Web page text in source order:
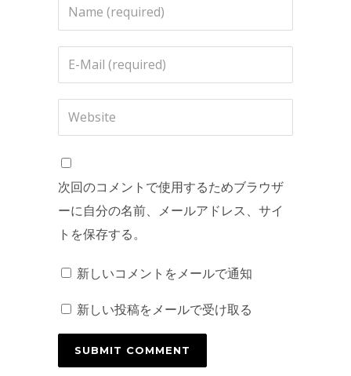
次回のコメントで使用するためブラウザ
ーに自分の名前、メールアドレス、サイ
トを保存する。
新しいコメントをメールで通知
新しい投稿をメールで受け取る